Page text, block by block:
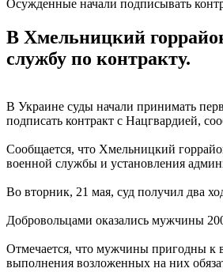
Осужденные начали подписывать
В Хмельницкий
службу по контракту.
В Украине суды начали принимать
подписать контракт с Нацгвардией,
Сообщается, что Хмельницкий
военной службы и установления
Во вторник, 21 мая, суд получил два
Добровольцами оказались мужчины
Отмечается, что мужчины пригодны к
выполнения возложенных на них